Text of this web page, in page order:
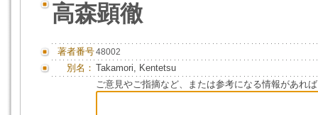
高森顕徹
著者番号48002
別名： Takamori, Kentetsu
ご意見やご指摘など、または参考になる情報があれ